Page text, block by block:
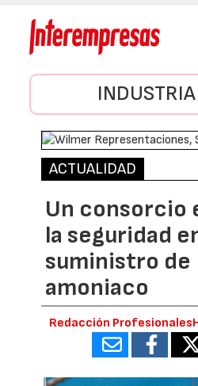
ACTUALIDAD
Un consorcio
la seguridad
suministro de
amoniaco
Redacción